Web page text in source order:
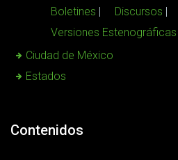
Boletines
Discursos
Versiones Estenográficas
Ciudad de México
Estados
Contenidos